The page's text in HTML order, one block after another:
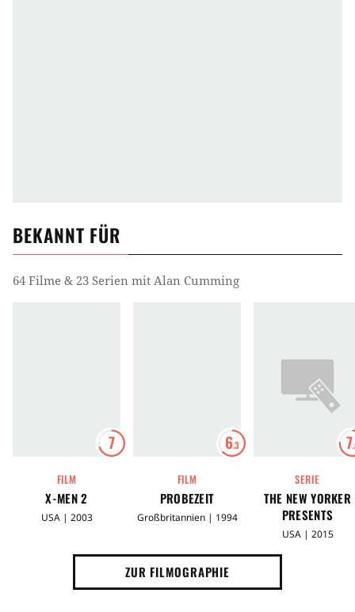
BEKANNT FÜR
64 Filme & 23 Serien mit Alan Cumming
7
FILM
X-MEN 2
USA | 2003
6.3
FILM
PROBEZEIT
Großbritannien | 1994
7
SERIE
THE NEW YORKER
PRESENTS
USA | 2015
ZUR FILMOGRAPHIE